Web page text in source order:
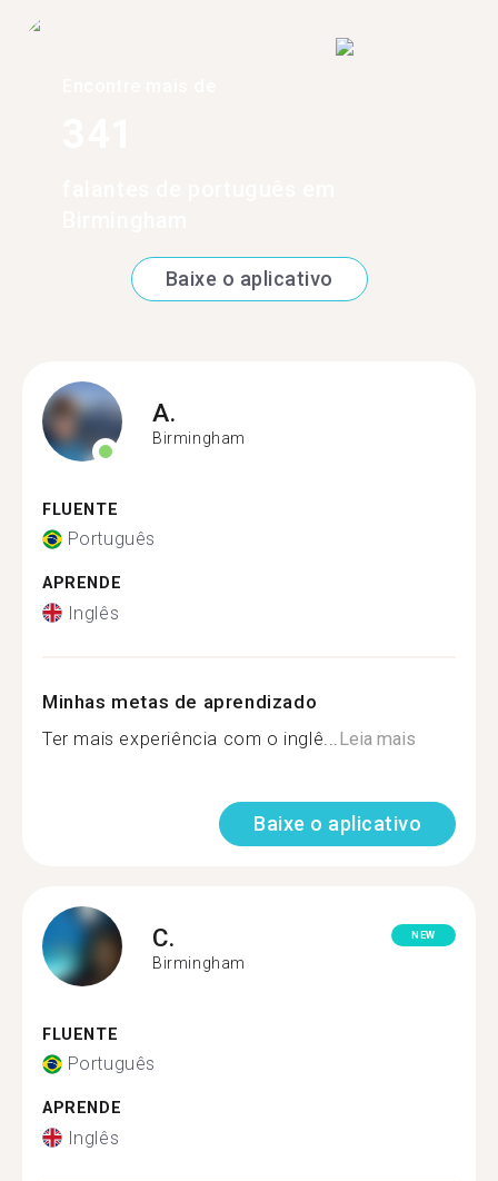
Baixe o aplicativo
A.
Birmingham
FLUENTE
Português
APRENDE
Inglês
Minhas metas de aprendizado
Ter mais experiência com o inglê... Leia mais
Baixe o aplicativo
C.
Birmingham
NEW
FLUENTE
Português
APRENDE
Inglês